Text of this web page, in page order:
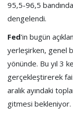
95,5-96,5
dengelendi.
Fed'in bugün
yerleşirken, genel
yönünde. Bu yıl 3
gerçekleştirerek
aralık ayındaki
gitmesi bekleniyor.